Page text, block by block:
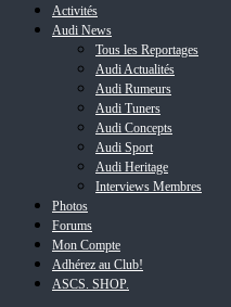
Activités
Audi News
Tous les Reportages
Audi Actualités
Audi Rumeurs
Audi Tuners
Audi Concepts
Audi Sport
Audi Heritage
Interviews Membres
Photos
Forums
Mon Compte
Adhérez au Club!
ASCS. SHOP.